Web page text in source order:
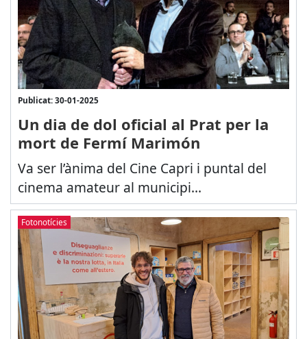
Publicat: 30-01-2025
Un dia de dol oficial al Prat per la
mort de Fermí Marimón
Va ser l’ànima del Cine Capri i puntal del
cinema amateur al municipi...
Fotonotícies